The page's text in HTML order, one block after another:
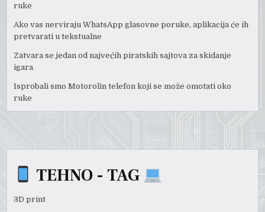
ruke
Ako vas nerviraju WhatsApp glasovne poruke, aplikacija će ih
pretvarati u tekstualne
Zatvara se jedan od najvećih piratskih sajtova za skidanje
igara
Isprobali smo Motorolin telefon koji se može omotati oko
ruke
TEHNO - TAG
3D print